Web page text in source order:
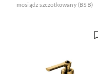
mosiądz szczotkowany (BSB)